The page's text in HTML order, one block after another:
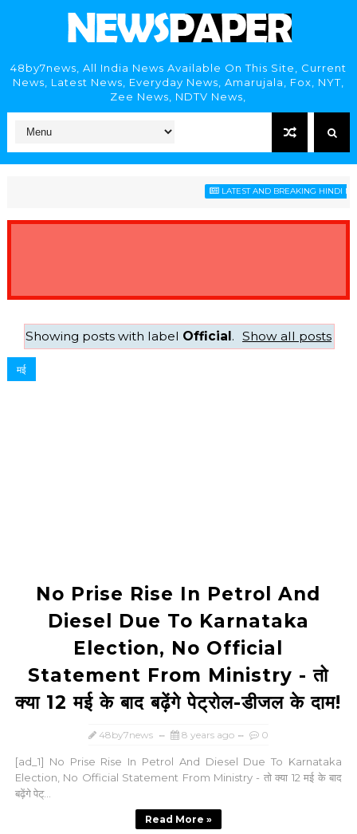
48by7news, All India News Available On This Site, Current
News, Latest News, Everyday News, Amarujala, Fox, NYT,
Zee News, NDTV News,
LATEST AND BREAKING HINDI
Showing posts with label Official. Show all posts
मई
No Prise Rise In Petrol And
Diesel Due To Karnataka
Election, No Official
Statement From Ministry - तो
क्या 12 मई के बाद बढ़ेंगे पेट्रोल-डीजल के दाम!
48by7news 8 years ago 0
[ad_1] No Prise Rise In Petrol And Diesel Due To Karnataka
Election, No Official Statement From Ministry - तो क्या 12 मई के बाद
बढ़ेंगे पेट्...
Read More »